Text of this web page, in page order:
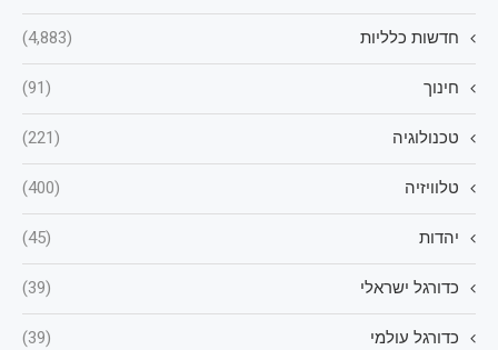
חדשות כלליות (4,883)
חינוך (91)
טכנולוגיה (221)
טלוויזיה (400)
יהדות (45)
כדורגל ישראלי (39)
כדורגל עולמי (39)